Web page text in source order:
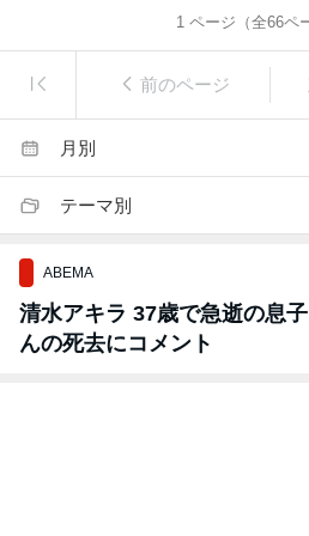
1ページ（全66ペ
前のページ
月別
テーマ別
ABEMA
清水アキラ 37歳で急逝の息
んの死去にコメント